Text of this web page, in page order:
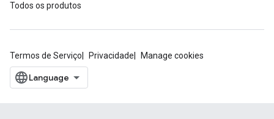
Todos os produtos
Termos de Serviço Privacidade Manage cookies